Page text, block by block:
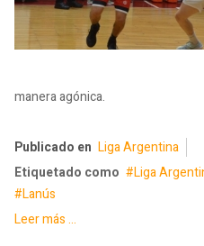
manera agónica.
Publicado en Liga Argentina
Etiquetado como
Liga
Lanús
Leer más ...